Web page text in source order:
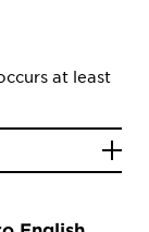
at least